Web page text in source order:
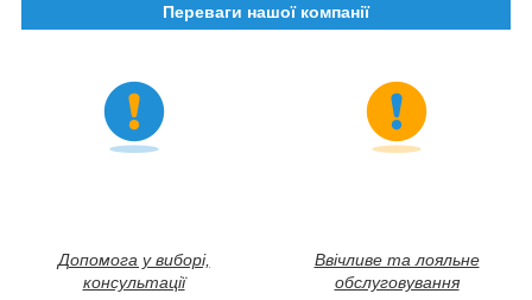
Переваги нашої компанії
Допомога у виборі,
консультації
Ввічливе та лояльне
обслуговування